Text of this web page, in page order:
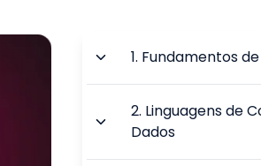
1. Fundamentos
2. Linguagens de
Dados